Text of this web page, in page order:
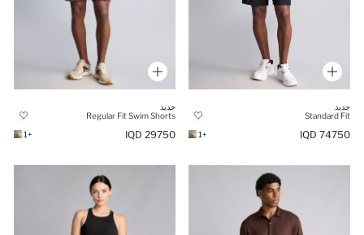
جديد
Standard Fit
74750 IQD
+1
جديد
Regular Fit Swim Shorts
29750 IQD
+1